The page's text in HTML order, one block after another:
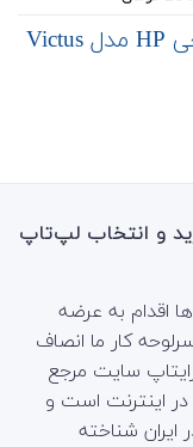
لپ تاپ گیمینگ 16 اینچی HP مدل Victus
و انتخاب لپ‌تاپ
اقدام به عرضه
کار ما انصاف
سایت مرجع
اینترنت است و
در ایران شناخته